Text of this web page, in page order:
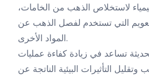
لاستخلاص الذهب من الخامات،
التي تستخدم لفصل الذهب عن
المواد الأخرى.
تساعد في زيادة كفاءة عمليات
التأثيرات البيئية الناتجة عن